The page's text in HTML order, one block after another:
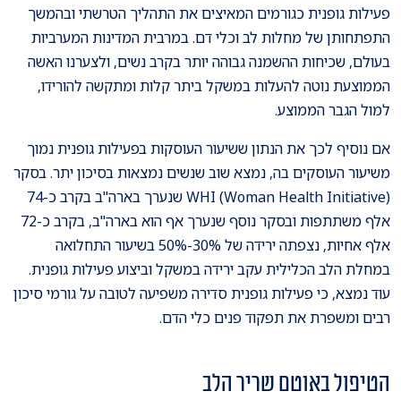
פעילות גופנית כגורמים המאיצים את התהליך הטרשתי ובהמשך
התפתחותן של מחלות לב וכלי דם. במרבית המדינות המערביות
בעולם, שכיחות ההשמנה גבוהה יותר בקרב נשים, ולצערנו האשה
הממוצעת נוטה להעלות במשקל ביתר קלות ומתקשה להורידו,
למול הגבר הממוצע.
אם נוסיף לכך את הנתון ששיעור העוסקות בפעילות גופנית נמוך
משיעור העוסקים בה, נמצא שוב שנשים נמצאות בסיכון יתר. בסקר
WHI (Woman Health Initiative) שנערך בארה"ב בקרב כ-74
אלף משתתפות ובסקר נוסף שנערך אף הוא בארה"ב, בקרב כ-72
אלף אחיות, נצפתה ירידה של 30%-50% בשיעור התחלואה
במחלת הלב הכלילית עקב ירידה במשקל וביצוע פעילות גופנית.
עוד נמצא, כי פעילות גופנית סדירה משפיעה לטובה על גורמי סיכון
רבים ומשפרת את תפקוד פנים כלי הדם.
הטיפול באוטם שריר הלב